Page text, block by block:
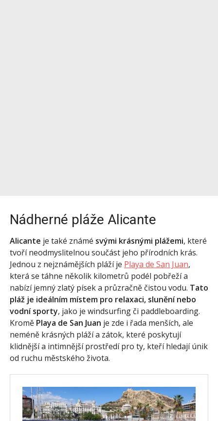
Nádherné pláže Alicante
Alicante je také známé svými krásnými plážemi, které
tvoří neodmyslitelnou součást jeho přírodních krás.
Jednou z nejznámějších pláží je Playa de San Juan,
která se táhne několik kilometrů podél pobřeží a
nabízí jemný zlatý písek a průzračně čistou vodu. Tato
pláž je ideálním místem pro relaxaci, slunění nebo
vodní sporty, jako je windsurfing či paddleboarding.
Kromě Playa de San Juan je zde i řada menších, ale
neméně krásných pláží a zátok, které poskytují
klidnější a intimnější prostředí pro ty, kteří hledají únik
od ruchu městského života.